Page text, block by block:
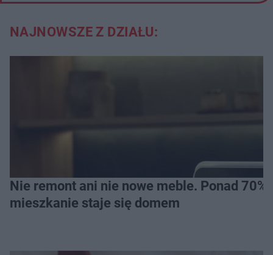
NAJNOWSZE Z DZIAŁU:
Nie remont ani nie nowe meble. Ponad
mieszkanie staje się domem